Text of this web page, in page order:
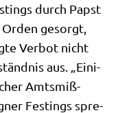
durch Papst
gesorgt,
Ver­bot nicht
aus. „Eini­
Amts­miß­
Fest­ings spre­